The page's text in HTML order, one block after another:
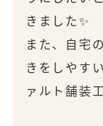
きました✨
また、自宅
きをしやす
ァルト舗装